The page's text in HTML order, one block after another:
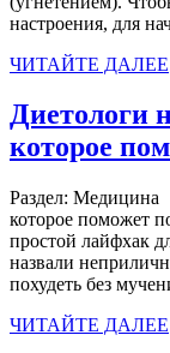
настроения, для
ЧИТАЙТЕ ДАЛЕЕ
Диетологи
которое
Раздел: Медицина
которое поможет
простой лайфхак
назвали
похудеть без
ЧИТАЙТЕ ДАЛЕЕ